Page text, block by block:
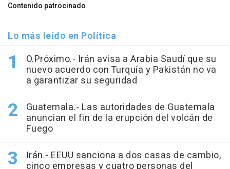
Contenido patrocinado
Lo más leído en Política
O.Próximo.- Irán avisa a Arabia Saudí que su
nuevo acuerdo con Turquía y Pakistán no va
a garantizar su seguridad
Guatemala.- Las autoridades de Guatemala
anuncian el fin de la erupción del volcán de
Fuego
Irán.- EEUU sanciona a dos casas de cambio,